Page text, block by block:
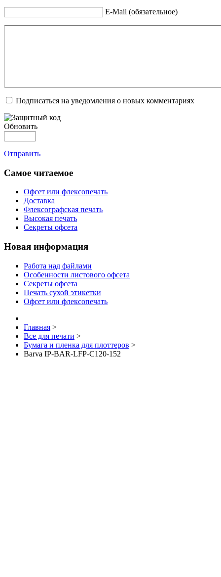
E-Mail (обязательное)
Подписаться на уведомления о новых комментариях
Обновить
Отправить
Самое читаемое
Офсет или флексопечать
Доставка
Флексографская печать
Высокая печать
Секреты офсета
Новая информация
Работа над файлами
Особенности листового офсета
Секреты офсета
Печать сухой этикетки
Офсет или флексопечать
Главная >
Все для печати >
Бумага и пленка для плоттеров >
Barva IP-BAR-LFP-C120-152